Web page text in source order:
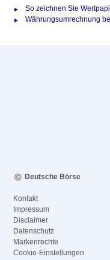
So zeichnen Sie
Währungsumrechnung
Deutsche Börse
Kontakt
Impressum
Disclaimer
Datenschutz
Markenrechte
Cookie-Einstellungen